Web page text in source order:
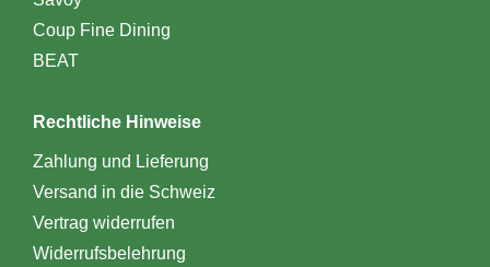
Coup Fine Dining
BEAT
Rechtliche Hinweise
Zahlung und Lieferung
Versand in die Schweiz
Vertrag widerrufen
Widerrufsbelehrung